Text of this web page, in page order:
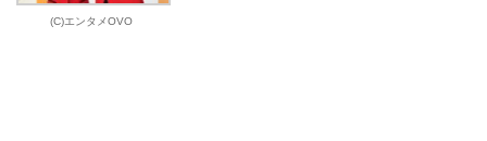
(C)エンタメOVO